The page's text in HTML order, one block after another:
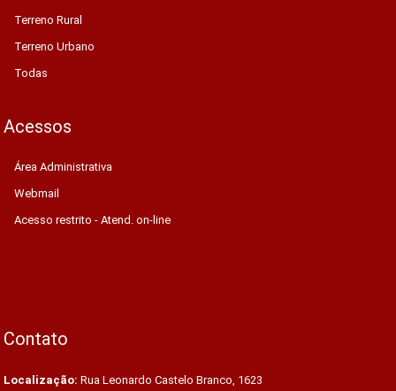
Terreno Rural
Terreno Urbano
Todas
Acessos
Área Administrativa
Webmail
Acesso restrito - Atend. on-line
Contato
Localização: Rua Leonardo Castelo Branco, 1623